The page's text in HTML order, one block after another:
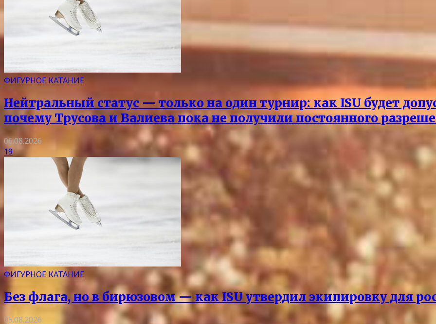
ФИГУРНОЕ КАТАНИЕ
Нейтральный статус — только на один турнир: как ISU будет
почему Трусова и Валиева пока не получили постоянного
06.08.2026
19
ФИГУРНОЕ КАТАНИЕ
Без флага, но в бирюзовом — как ISU утвердил экипировку для
05.08.2026